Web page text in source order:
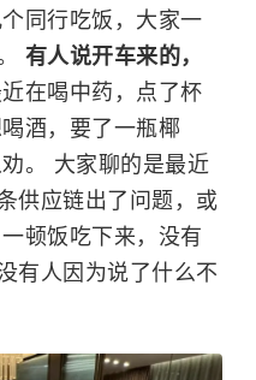
同行吃饭，大家一
有人说开车来的，
在喝中药，点了杯
酒，要了一瓶椰
。 大家聊的是最近
供应链出了问题，或
顿饭吃下来，没有
有人因为说了什么不